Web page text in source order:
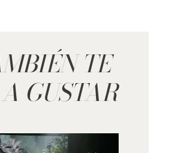
TE
GUSTAR